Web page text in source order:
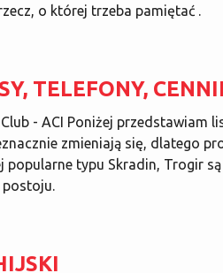
o której trzeba pamiętać .
TELEFONY,
- ACI Poniżej przedstawiam
zmieniają się, dlatego
typu Skradin, Trogir są
postoju.